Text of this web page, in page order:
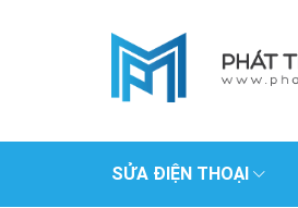
SỬA ĐIỆN THOẠI